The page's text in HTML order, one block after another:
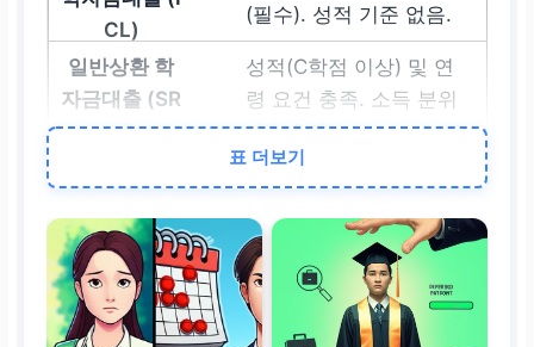
(필수). 성적 기준 없음.
성적(C학점 이상) 및 연
령 요건 충족. 소득 분위
제한 없음.
상환 개시 시점
취업 후
상환 기준 소득
초과
시점 (소득 연계)
약정된거치 기간 만료
표 더보기